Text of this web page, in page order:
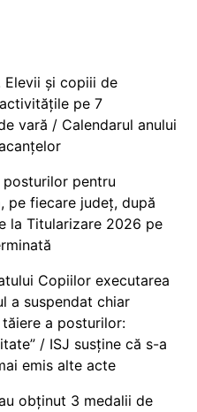
Elevii și copiii de
pe 7
vară / Calendarul anului
pentru
pe fiecare județ, după
la Titularizare 2026 pe
Copiilor executarea
a suspendat chiar
a posturilor:
/ ISJ susține că s-a
emis alte acte
obținut 3 medalii de